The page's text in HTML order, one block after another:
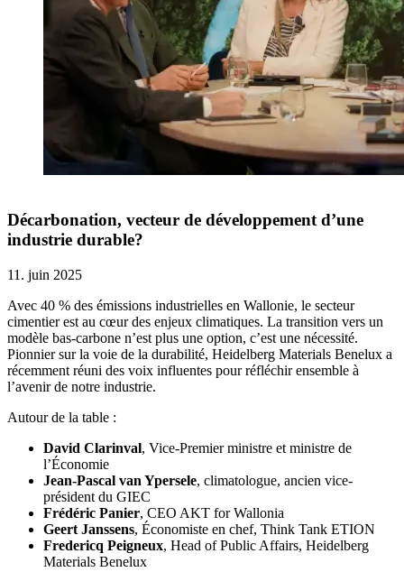
Décarbonation, vecteur de développement d’une
industrie durable?
11. juin 2025
Avec 40 % des émissions industrielles en Wallonie, le secteur
cimentier est au cœur des enjeux climatiques. La transition vers un
modèle bas-carbone n’est plus une option, c’est une nécessité.
Pionnier sur la voie de la durabilité, Heidelberg Materials Benelux a
récemment réuni des voix influentes pour réfléchir ensemble à
l’avenir de notre industrie.
Autour de la table :
David Clarinval, Vice-Premier ministre et ministre de
l’Économie
Jean-Pascal van Ypersele, climatologue, ancien vice-
président du GIEC
Frédéric Panier, CEO AKT for Wallonia
Geert Janssens, Économiste en chef, Think Tank ETION
Fredericq Peigneux, Head of Public Affairs, Heidelberg
Materials Benelux